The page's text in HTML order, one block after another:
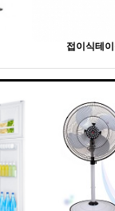
접이식테